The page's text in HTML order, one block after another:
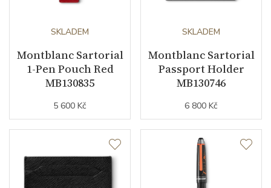
SKLADEM
Montblanc Sartorial
1-Pen Pouch Red
MB130835
5 600 Kč
SKLADEM
Montblanc Sartorial
Passport Holder
MB130746
6 800 Kč